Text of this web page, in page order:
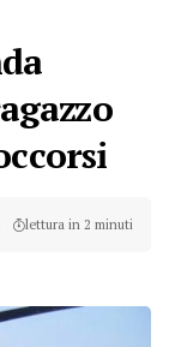
lettura in 2 minuti